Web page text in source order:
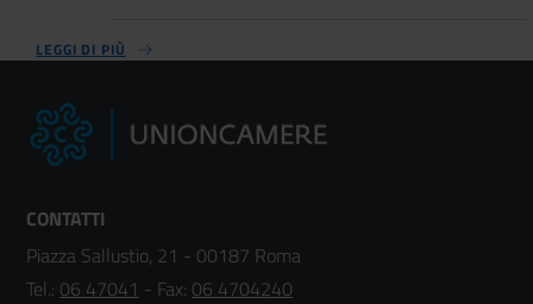
LEGGI DI PIÙ
CONTATTI
Piazza Sallustio, 21 - 00187 Roma
Tel.: 06 47041 - Fax: 06 4704240